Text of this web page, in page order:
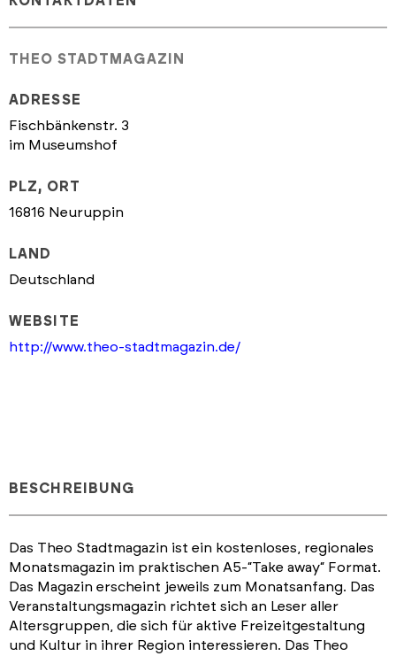
THEO STADTMAGAZIN
ADRESSE
Fischbänkenstr. 3
im Museumshof
PLZ, ORT
16816 Neuruppin
LAND
Deutschland
WEBSITE
http://www.theo-stadtmagazin.de/
BESCHREIBUNG
Das Theo Stadtmagazin ist ein kostenloses, regionales
Monatsmagazin im praktischen A5-“Take away“ Format.
Das Magazin erscheint jeweils zum Monatsanfang. Das
Veranstaltungsmagazin richtet sich an Leser aller
Altersgruppen, die sich für aktive Freizeitgestaltung
und Kultur in ihrer Region interessieren. Das Theo